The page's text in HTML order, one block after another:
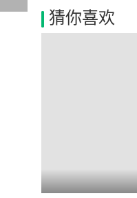
猜你喜欢